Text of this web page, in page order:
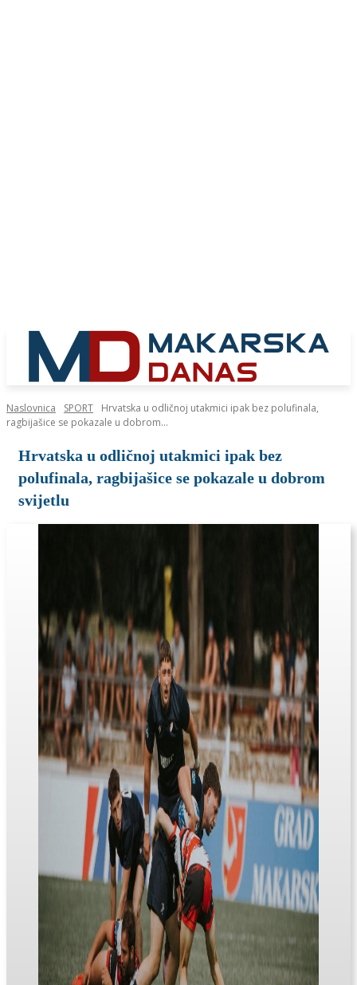
Naslovnica SPORT
Hrvatska u odličnoj utakmici ipak bez polufinala,
ragbijašice se pokazale u dobrom...
Hrvatska u odličnoj utakmici ipak bez
polufinala, ragbijašice se pokazale u dobrom
svijetlu